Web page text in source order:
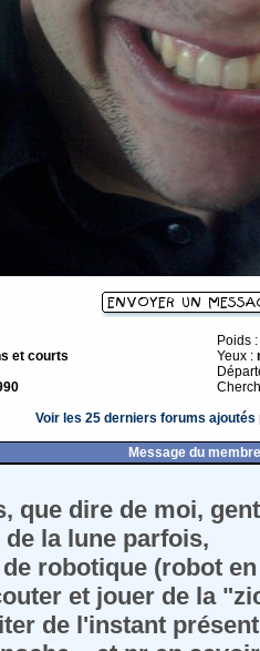
et courts
Poids :
Yeux :
Voir les 25 derniers forums ajoutés
Message du membre
que dire de moi,
de la lune parfois,
robotique (robot
et jouer de la
de l'instant